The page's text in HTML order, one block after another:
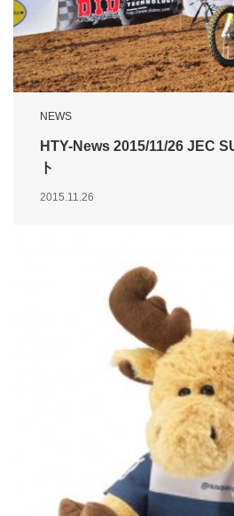
NEWS
HTY-News 2015/11/26 JEC
ト
2015.11.26